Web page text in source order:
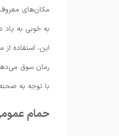
مكان‌های معروف
به خوبی به یاد
این، استفاده
رمان سوق
با توجه به
حمام